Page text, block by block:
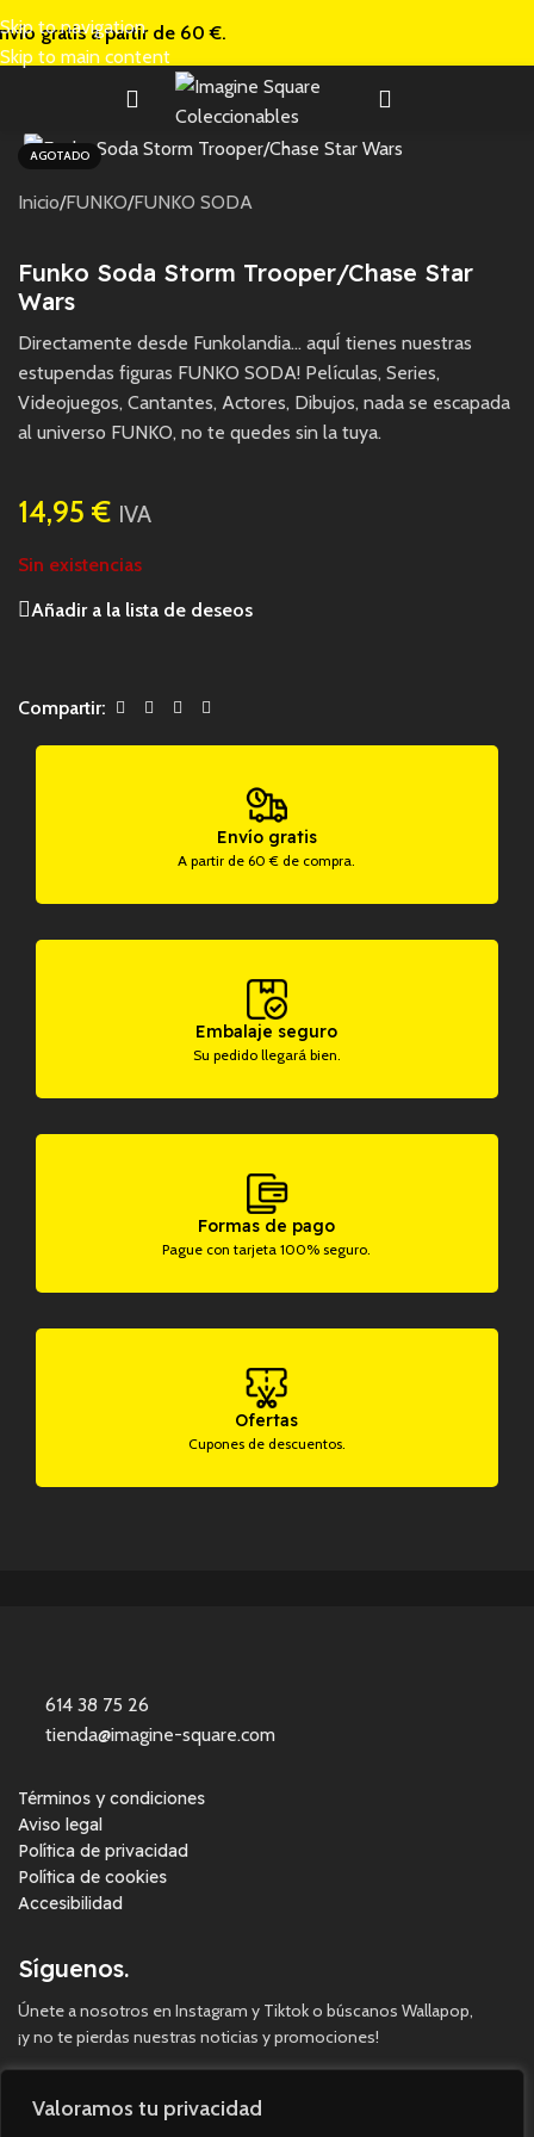
Valoramos tu privacidad
Skip to navigation
Skip to main content
gratis apartir de 60 €.
AGOTADO
Inicio/FUNKO/FUNKO SODA
Funko Soda Storm Trooper/Chase Star
Wars
Directamente desde Funkolandia… aquÍ tienes nuestras
estupendas figuras FUNKO SODA! Películas, Series,
Videojuegos, Cantantes, Actores, Dibujos, nada se escapada
al universo FUNKO, no te quedes sin la tuya.
14,95 € IVA
Sin existencias
Añadir a la lista de deseos
Compartir:
Envío gratis
A partir de 60 € de compra.
Embalaje seguro
Su pedido llegará bien.
Formas de pago
Pague con tarjeta 100% seguro.
Ofertas
Cupones de descuentos.
614 38 75 26
tienda@imagine-square.com
Términos y condiciones
Aviso legal
Política de privacidad
Política de cookies
Accesibilidad
Síguenos.
Únete a nosotros en Instagram y Tiktok o búscanos Wallapop,
¡y no te pierdas nuestras noticias y promociones!